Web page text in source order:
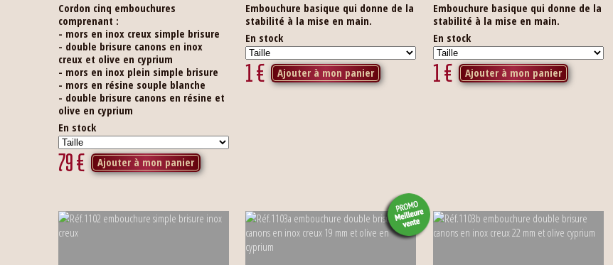
Cordon cinq embouchures
comprenant :
- mors en inox creux simple brisure
- double brisure canons en inox
creux et olive en cyprium
- mors en inox plein simple brisure
- mors en résine souple blanche
- double brisure canons en résine et
olive en cyprium
En stock
79€ Ajouter à mon panier
Embouchure basique qui donne de la
stabilité à la mise en main.
En stock
1€ Ajouter à mon panier
Embouchure basique qui donne de la
stabilité à la mise en main.
En stock
1€ Ajouter à mon panier